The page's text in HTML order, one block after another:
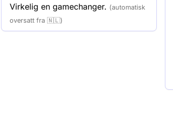
Virkelig en gamechanger. (automatisk
oversatt fra 🇳🇱)